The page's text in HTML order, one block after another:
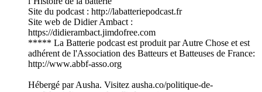
Site du podcast : http://labatteriepodcast.fr
Site web de Didier Ambact :
https://didierambact.jimdofree.com
***** La Batterie podcast est produit par Autre Chose et est
adhérent de l'Association des Batteurs et Batteuses de France:
http://www.abbf-asso.org
Hébergé par Ausha. Visitez ausha.co/politique-de-